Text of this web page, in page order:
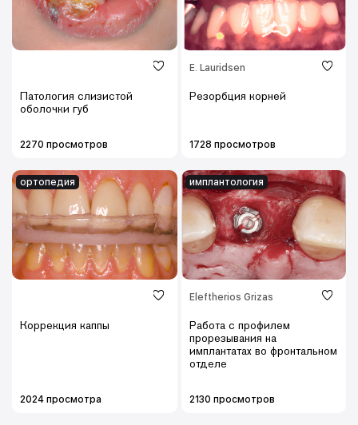
Патология слизистой
оболочки губ
2270 просмотров
E. Lauridsen
Резорбция корней
1728 просмотров
ортопедия
Коррекция каппы
2024 просмотра
имплантология
Eleftherios Grizas
Работа с профилем
прорезывания на
имплантатах во фронтальном
отделе
2130 просмотров